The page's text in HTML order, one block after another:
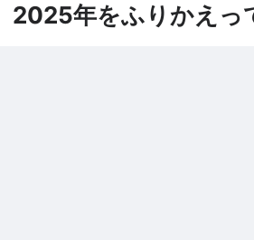
2025年をふりかえっ